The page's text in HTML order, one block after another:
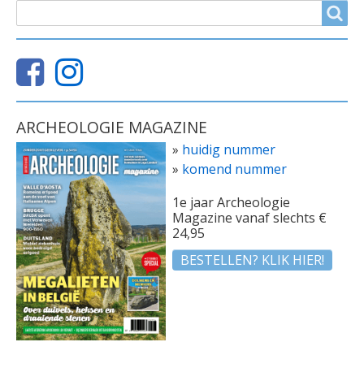
ARCHEOLOGIE MAGAZINE
» huidig nummer
» komend nummer
1e jaar Archeologie
Magazine vanaf slechts €
24,95
BESTELLEN? KLIK HIER!